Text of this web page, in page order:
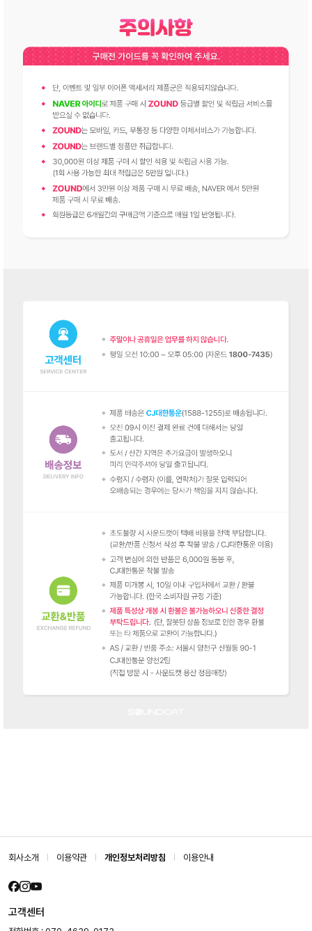
회사소개 이용약관 개인정보처리방침 이용안내
고객센터